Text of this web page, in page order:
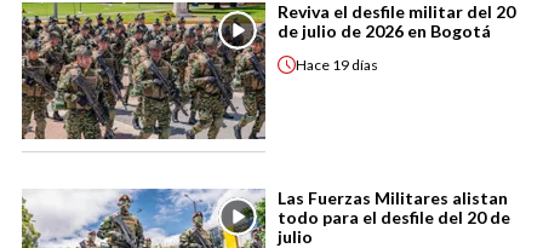
Reviva el desfile militar del 20
de julio de 2026 en Bogotá
Hace 19 días
Las Fuerzas Militares alistan
todo para el desfile del 20 de
julio